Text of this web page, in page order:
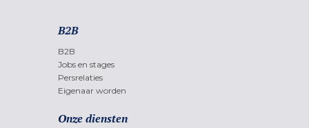
B2B
B2B
Jobs en stages
Persrelaties
Eigenaar worden
Onze diensten